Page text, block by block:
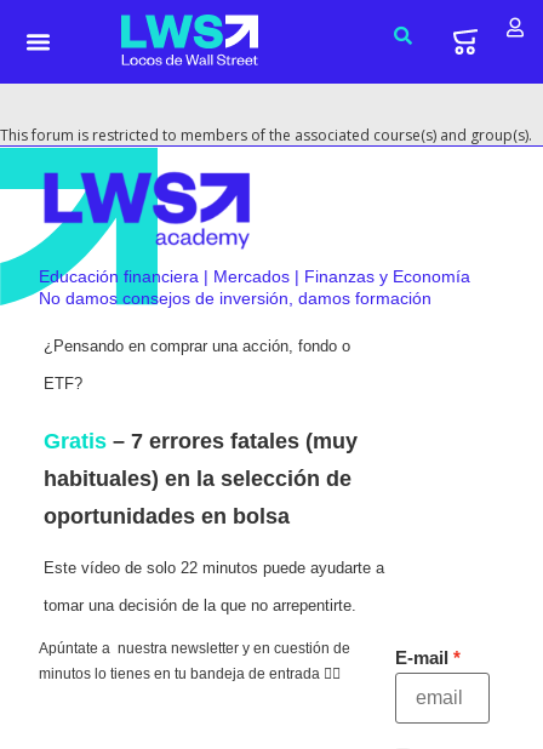
This forum is restricted to members of the associated course(s) and group(s).
Educación financiera | Mercados | Finanzas y Economía
No damos consejos de inversión, damos formación
¿Pensando en comprar una acción, fondo o
ETF?
Gratis – 7 errores fatales (muy
habituales) en la selección de
oportunidades en bolsa
Este vídeo de solo 22 minutos puede ayudarte a
tomar una decisión de la que no arrepentirte.
Apúntate a nuestra newsletter y en cuestión de
minutos lo tienes en tu bandeja de entrada 👇🏻
E-mail